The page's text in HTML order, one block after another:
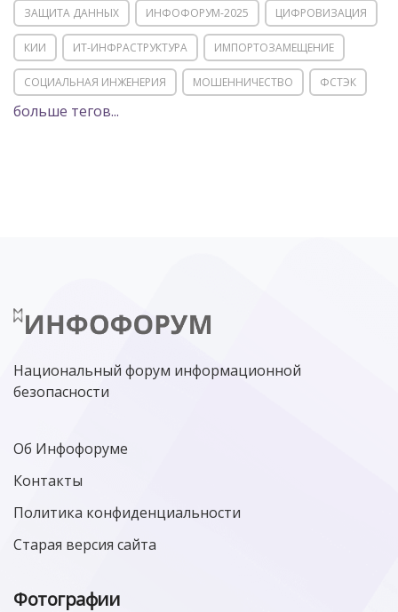
ЗАЩИТА ДАННЫХ ИНФОФОРУМ-2025 ЦИФРОВИЗАЦИЯ
КИИ ИТ-ИНФРАСТРУКТУРА ИМПОРТОЗАМЕЩЕНИЕ
СОЦИАЛЬНАЯ ИНЖЕНЕРИЯ МОШЕННИЧЕСТВО ФСТЭК
POSITIVE TECHNOLOGIES
МИНЦИФРЫ РОССИИ NGFW
больше тегов...
Национальный форум информационной
безопасности
Об Инфофоруме
Контакты
Политика конфиденциальности
Старая версия сайта
Фотографии